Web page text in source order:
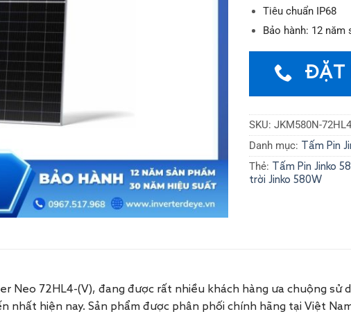
Tiêu chuẩn IP68
Bảo hành: 12 năm
ĐẶT
SKU: JKM580N-
Danh mục:
Tấm Pin
Thẻ: Tấm Pin Jinko
trời Jinko 580W
Neo 72HL4-(V), đang được rất nhiều khách hàng ưa chuộng
hiện nay. Sản phẩm được phân phối chính hãng tại Việt